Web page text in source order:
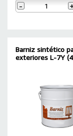
-
Barniz sintético
exteriores L-7Y